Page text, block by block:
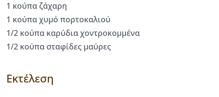
1 κούπα ζάχαρη
1 κούπα χυμό πορτοκαλιού
1/2 κούπα καρύδια χοντροκομμένα
1/2 κούπα σταφίδες μαύρες
Εκτέλεση